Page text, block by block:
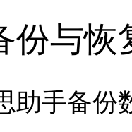
份与恢
助手备份